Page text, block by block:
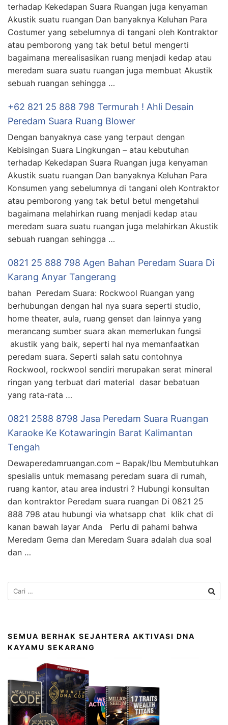
terhadap Kekedapan Suara Ruangan juga kenyaman
Akustik suatu ruangan Dan banyaknya Keluhan Para
Costumer yang sebelumnya di tangani oleh Kontraktor
atau pemborong yang tak betul betul mengerti
bagaimana merealisasikan ruang menjadi kedap atau
meredam suara suatu ruangan juga membuat Akustik
sebuah ruangan sehingga …
+62 821 25 888 798 Termurah ! Ahli Desain
Peredam Suara Ruang Blower
Dengan banyaknya case yang terpaut dengan
Kebisingan Suara Lingkungan – atau kebutuhan
terhadap Kekedapan Suara Ruangan juga kenyaman
Akustik suatu ruangan Dan banyaknya Keluhan Para
Konsumen yang sebelumnya di tangani oleh Kontraktor
atau pemborong yang tak betul betul mengetahui
bagaimana melahirkan ruang menjadi kedap atau
meredam suara suatu ruangan juga melahirkan Akustik
sebuah ruangan sehingga …
0821 25 888 798 Agen Bahan Peredam Suara Di
Karang Anyar Tangerang
bahan Peredam Suara: Rockwool Ruangan yang
berhubungan dengan hal nya suara seperti studio,
home theater, aula, ruang genset dan lainnya yang
merancang sumber suara akan memerlukan fungsi
akustik yang baik, seperti hal nya memanfaatkan
peredam suara. Seperti salah satu contohnya
Rockwool, rockwool sendiri merupakan serat mineral
ringan yang terbuat dari material dasar bebatuan
yang rata-rata …
0821 2588 8798 Jasa Peredam Suara Ruangan
Karaoke Ke Kotawaringin Barat Kalimantan
Tengah
Dewaperedamruangan.com – Bapak/Ibu Membutuhkan
spesialis untuk memasang peredam suara di rumah,
ruang kantor, atau area industri ? Hubungi konsultan
dan kontraktor Peredam suara ruangan Di 0821 25
888 798 atau hubungi via whatsapp chat klik chat di
kanan bawah layar Anda Perlu di pahami bahwa
Meredam Gema dan Meredam Suara adalah dua soal
dan …
SEMUA BERHAK SEJAHTERA AKTIVASI DNA
KAYAMU SEKARANG